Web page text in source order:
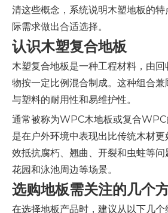
清这些概念，系统说明木塑地板的
际需求做出合适选择。
认识木塑复合地板
木塑复合地板是一种工程材料，由
物按一定比例混合制成。这种组合
与塑料的耐用性和易维护性。
通常被称为WPC木地板或复合
是在户外环境中表现出比传统木材
效抵抗腐朽、翘曲、开裂和虫蛀等问
花园和泳池周边等场景。
选购地板需关注的几个
在选择地板产品时，建议从以下几个